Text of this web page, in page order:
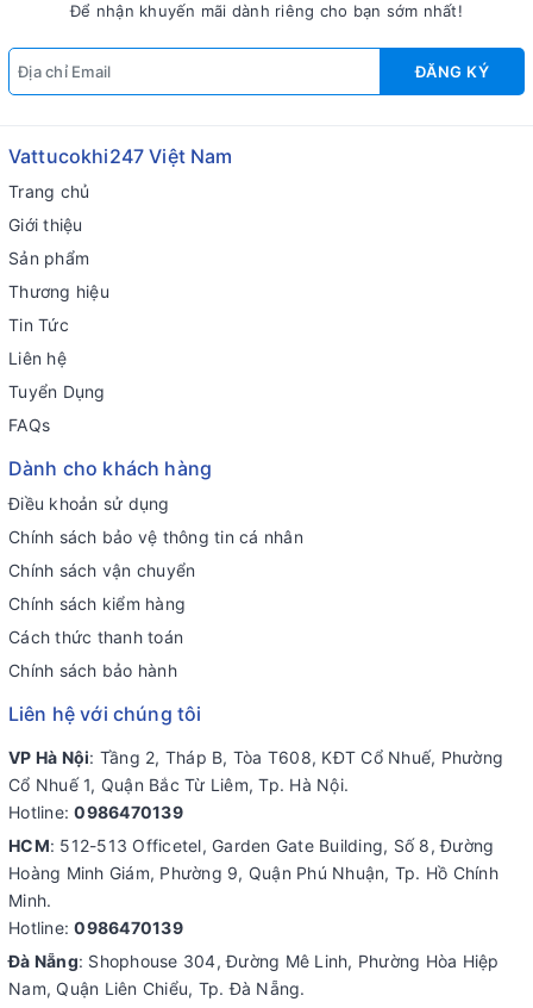
Để nhận khuyến mãi dành riêng cho bạn sớm nhất!
ĐĂNG KÝ
Vattucokhi247 Việt Nam
Trang chủ
Giới thiệu
Sản phẩm
Thương hiệu
Tin Tức
Liên hệ
Tuyển Dụng
FAQs
Dành cho khách hàng
Điều khoản sử dụng
Chính sách bảo vệ thông tin cá nhân
Chính sách vận chuyển
Chính sách kiểm hàng
Cách thức thanh toán
Chính sách bảo hành
Liên hệ với chúng tôi
VP Hà Nội: Tầng 2, Tháp B, Tòa T608, KĐT Cổ Nhuế, Phường
Cổ Nhuế 1, Quận Bắc Từ Liêm, Tp. Hà Nội.
Hotline:0986470139
HCM: 512-513 Officetel, Garden Gate Building, Số 8, Đường
Hoàng Minh Giám, Phường 9, Quận Phú Nhuận, Tp. Hồ Chính
Minh.
Hotline:0986470139
Đà Nẵng: Shophouse 304, Đường Mê Linh, Phường Hòa Hiệp
Nam, Quận Liên Chiểu, Tp. Đà Nẵng.